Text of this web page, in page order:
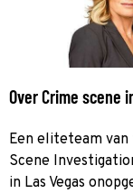
Over Crime scene
Een eliteteam
Scene
in Las Vegas